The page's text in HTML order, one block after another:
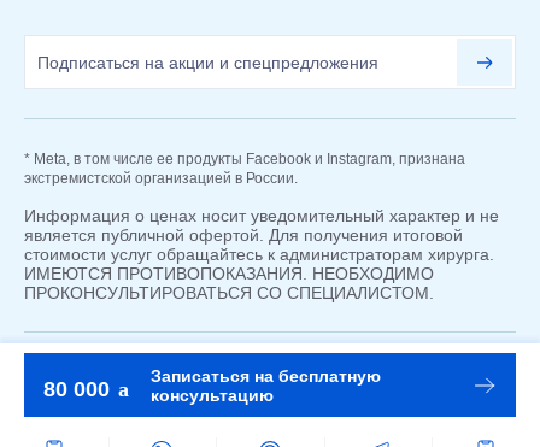
80 000
Записаться на бесплатную
консультацию
* Meta, в том числе ее продукты Facebook и Instagram, признана
экстремистской организацией в России.
Информация о ценах носит уведомительный характер и не
является публичной офертой. Для получения итоговой
стоимости услуг обращайтесь к администраторам хирурга.
ИМЕЮТСЯ ПРОТИВОПОКАЗАНИЯ. НЕОБХОДИМО
ПРОКОНСУЛЬТИРОВАТЬСЯ СО СПЕЦИАЛИСТОМ.
©2019 - 2026 18+ Карта сайта